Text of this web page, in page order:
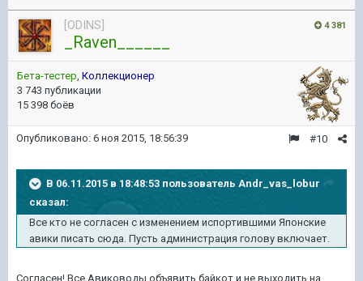
4 381
[ODINS]
_Raven______
Бета-тестер, Коллекционер
3 743 публикации
15 398 боёв
#10
Опубликовано: 6 ноя 2015, 18:56:39
В 06.11.2015 в 18:48:53 пользователь Andr_vas_lobur
сказал:
Все кто не согласен с изменением испортившими Японские
авики писать сюда. Пусть администрация голову включает.
Согласен! Все Авиководы объявить байкот и не выходить на